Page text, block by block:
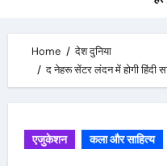
Home
देश दुनिया
द नेहरू सेंटर लंदन में होगी हिंदी
एजुकेशन कला और साहित्य